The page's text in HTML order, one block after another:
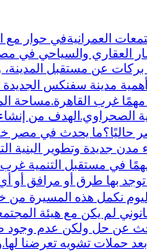
العمرانيةفي حوار
العقاري والسياحي في
عن مستقبل المدينة،
مدينة سفنكس
الصحراوي.الهدف من
يحدث في مصر
جديدة وتطوير البنية
في مستقبل التنمية
كانت المنطقة صحراء بالكامل ولا
نكمل هذه المسيرة
لم يكن مع هيئة
في فترة سابقة على ثورة 25 يناير.بل
حملات تشويه تعرضنا